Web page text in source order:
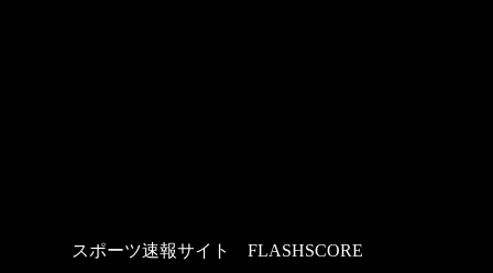
スポーツ速報サイト FLASHSCORE